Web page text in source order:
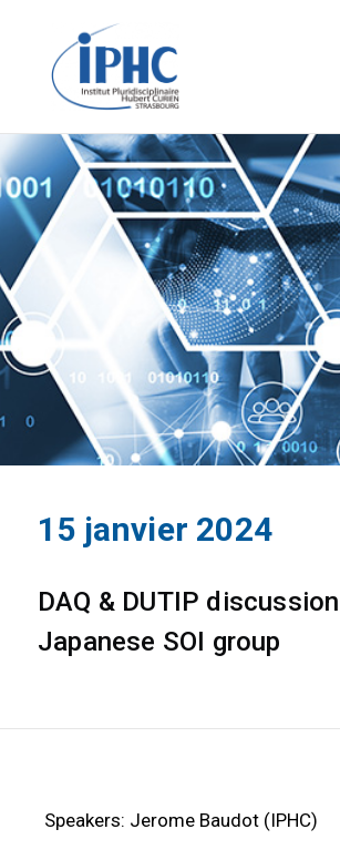
Institut
Curien – IPHC
15 janvier 2024
DAQ & DUTIP
Japanese SOI group
Speakers: Jerome Baudot (IPHC)